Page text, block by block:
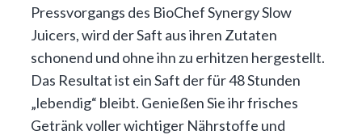
Pressvorgangs des BioChef Synergy Slow
Juicers, wird der Saft aus ihren Zutaten
schonend und ohne ihn zu erhitzen hergestellt.
Das Resultat ist ein Saft der für 48 Stunden
„lebendig“ bleibt. Genießen Sie ihr frisches
Getränk voller wichtiger Nährstoffe und